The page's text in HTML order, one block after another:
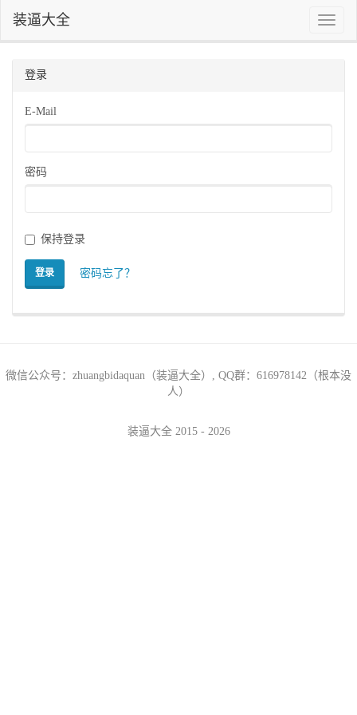
Toggle
装逼大全
登录
E-Mail
密码
保持登录
登录 密码忘了？
微信公众号：zhuangbidaquan（装逼大全）, QQ群：616978142（根本没
人）
装逼大全 2015 - 2026